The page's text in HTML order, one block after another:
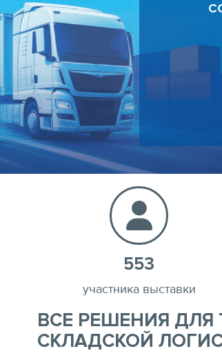
553
участника выставки
ВСЕ РЕШЕНИЯ
СКЛАДСКОЙ